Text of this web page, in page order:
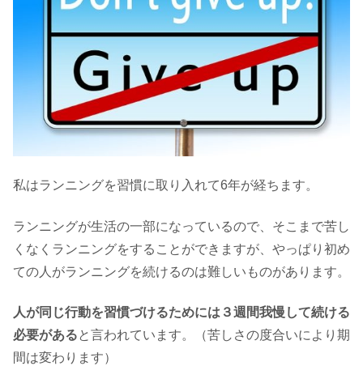
私はランニングを習慣に取り入れて6年が経ちます。
ランニングが生活の一部になっているので、そこまで苦し
くなくランニングをすることができますが、やっぱり初め
ての人がランニングを続けるのは難しいものがあります。
人が同じ行動を習慣づけるためには３週間我慢して続ける
必要があると言われています。（苦しさの度合いにより期
間は変わります）